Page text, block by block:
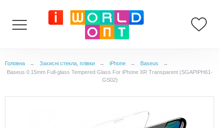
Головна → Захисні стекла, плівки → iPhone → Baseus
→
Baseus 0.15mm Full-glass Tempered Glass For iPhone XR Transparent (SGAPIPH61-
GS02)